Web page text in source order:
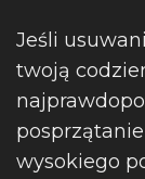
Jeśli
twoją
wysokiego